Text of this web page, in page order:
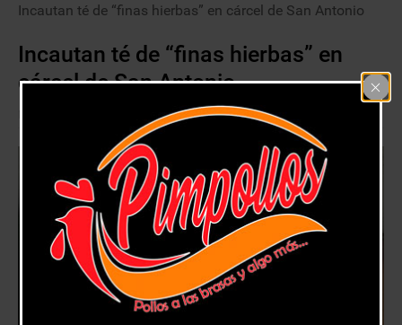
Incautan té de “finas hierbas” en cárcel de San Antonio
Incautan té de “finas hierbas” en
cárcel de San Antonio